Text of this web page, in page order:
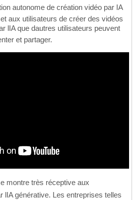
autonome de création vidéo par IA
aux utilisateurs de créer des vidéos
lIA que dautres utilisateurs peuvent
et partager.
montre très réceptive aux
générative. Les entreprises telles